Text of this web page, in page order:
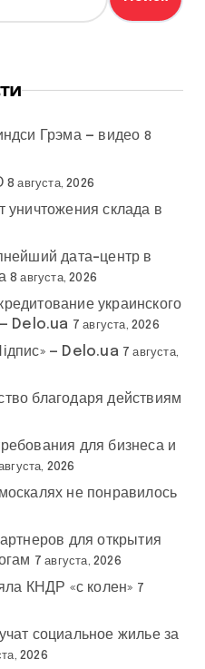
Грэма — видео 8
8 августа, 2026
склада в
дата-центр в
8 августа, 2026
украинского
Delo.ua 7 августа, 2026
— Delo.ua 7 августа,
благодаря действиям
для бизнеса и
2026
не понравилось
для открытия
7 августа, 2026
КНДР «с колен» 7
социальное жилье за
2026